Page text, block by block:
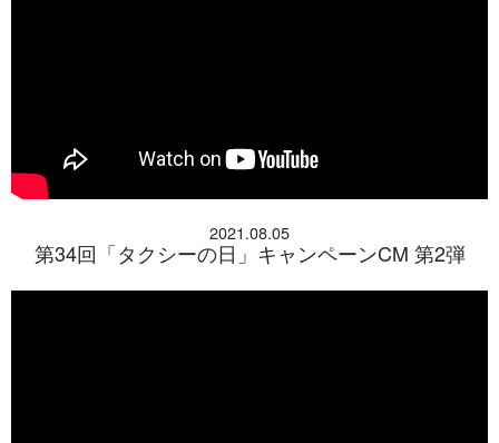
2021.08.05
第34回「タクシーの日」キャンペーンCM 第2弾